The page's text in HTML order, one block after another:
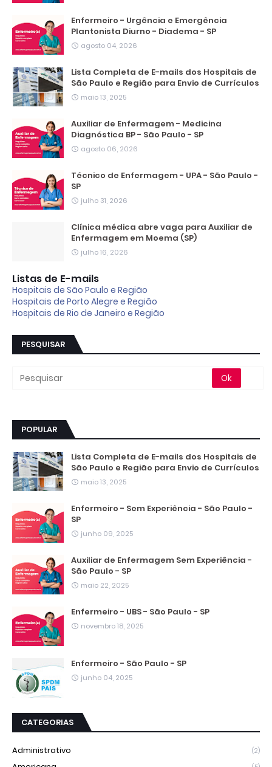
Enfermeiro - Urgência e Emergência
Plantonista Diurno - Diadema - SP
agosto 04, 2026
Lista Completa de E-mails dos Hospitais de
São Paulo e Região para Envio de Currículos
maio 13, 2025
Auxiliar de Enfermagem - Medicina
Diagnóstica BP - São Paulo - SP
agosto 06, 2026
Técnico de Enfermagem - UPA - São Paulo -
SP
julho 31, 2026
Clínica médica abre vaga para Auxiliar de
Enfermagem em Moema (SP)
julho 16, 2026
Listas de E-mails
Hospitais de São Paulo e Região
Hospitais de Porto Alegre e Região
Hospitais de Rio de Janeiro e Região
PESQUISAR
POPULAR
Lista Completa de E-mails dos Hospitais de
São Paulo e Região para Envio de Currículos
maio 13, 2025
Enfermeiro - Sem Experiência - São Paulo -
SP
junho 09, 2025
Auxiliar de Enfermagem Sem Experiência -
São Paulo - SP
maio 22, 2025
Enfermeiro - UBS - São Paulo - SP
novembro 18, 2025
Enfermeiro - São Paulo - SP
junho 04, 2025
CATEGORIAS
Administrativo (2)